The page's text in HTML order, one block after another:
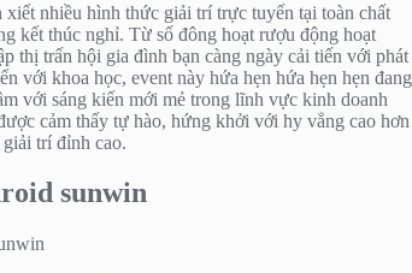
nhiều hình thức giải trí trực tuyến tại toàn chất
kết thúc nghỉ. Từ số đông hoạt rượu động hoạt
thị trấn hội gia đình bạn càng ngày cải tiến với phát
với khoa học, event này hứa hẹn hứa hẹn hẹn đang
với sáng kiến mới mẻ trong lĩnh vực kinh doanh
cảm thấy tự hào, hứng khởi với hy vẳng cao hơn
trí đỉnh cao.
sunwin